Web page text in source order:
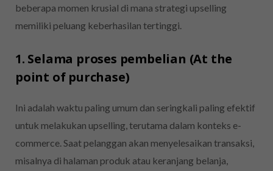
beberapa momen krusial di mana strategi upselling
memiliki peluang keberhasilan tertinggi.
1. Selama proses pembelian (At the
point of purchase)
Ini adalah waktu paling umum dan seringkali paling efektif
untuk melakukan upselling, terutama dalam konteks e-
commerce. Saat pelanggan akan menyelesaikan transaksi,
misalnya di halaman produk atau keranjang belanja,